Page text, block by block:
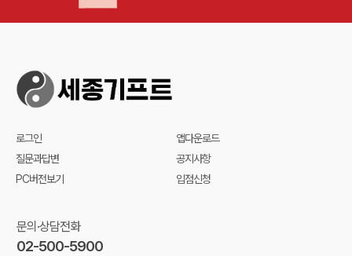
로그인
앱다운로드
질문과답변
공지사항
PC버전보기
입점신청
문의·상담전화
02-500-5900